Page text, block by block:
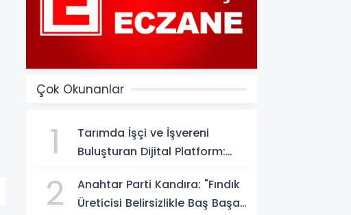
Çok Okunanlar
1
Tarımda İşçi ve İşvereni
Buluşturan Dijital Platform:
2
Anahtar Parti Kandıra: "Fındık
Üreticisi Belirsizlikle Baş Başa